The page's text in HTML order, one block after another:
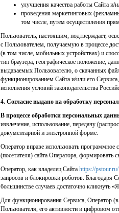
улучшения качества работы Сайта и/
проведения маркетинговых
том числе, путем осуществления
Пользователь, настоящим, подтверждает,
с Пользователем, получаемую в процессе
(в том числе, мобильных устройствах) и
тип браузера, географическое положение,
выдаваемых Пользователю, о скачанных
функционированием Сайта и/или его
исполнения условий законодательства
4. Согласие выдано на обработку
В процессе обработки персональных
извлечение, использование, передачу
документарной и электронной форме.
Оператор вправе использовать программное
(посетителя) сайта Оператора, формировать
Оператор, как владелец Сайта https://pstour.ru/
запросов и блокировки роботов. Благодаря
большинстве случаев достаточно кликнуть
Для функционирования Сервиса, Оператор
Пользователя, его активности и цифровом